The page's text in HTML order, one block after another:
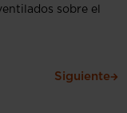
sobre el
Siguiente